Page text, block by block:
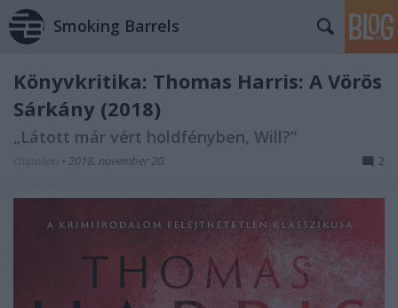
Smoking Barrels
Könyvkritika: Thomas Harris: A Vörös
Sárkány (2018)
„Látott már vért holdfényben, Will?”
• 2018. november 20. 2